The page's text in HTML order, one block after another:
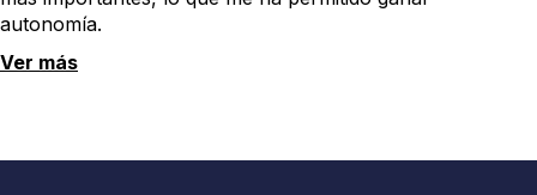
autonomía.
Ver más